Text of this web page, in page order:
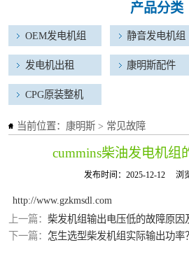
当前位置： 康明斯 > 常见故障
cummins柴油发电机组
发布时间：2025-12-12 浏
http://www.gzkmsdl.com
上一篇： 柴发机组输出电压低的故障原因
下一篇： 怎生选型柴发机组实际输出功率？
产品分类
OEM发电机组 静音发电机组
发电机出租 康明斯配件
CPG原装整机
维护保养耗材
CPG原装整机